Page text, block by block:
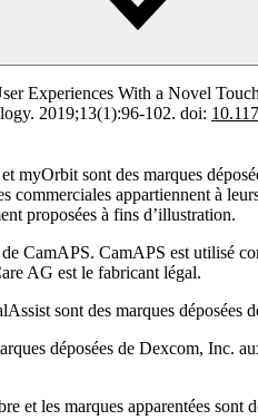
Experiences With a Novel
2019;13(1):96-102. doi:
myOrbit sont des marques
commerciales appartiennent à
proposées à fins d’illustration.
CamAPS. CamAPS est utilisé
AG est le fabricant légal.
sont des marques déposées
déposées de Dexcom, Inc.
et les marques apparentées sont